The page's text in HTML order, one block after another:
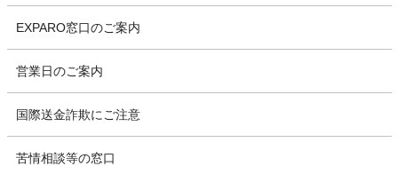
EXPARO窓口のご案内
営業日のご案内
国際送金詐欺にご注意
苦情相談等の窓口